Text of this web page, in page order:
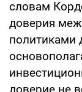
словам
доверия
политиками
доверие не